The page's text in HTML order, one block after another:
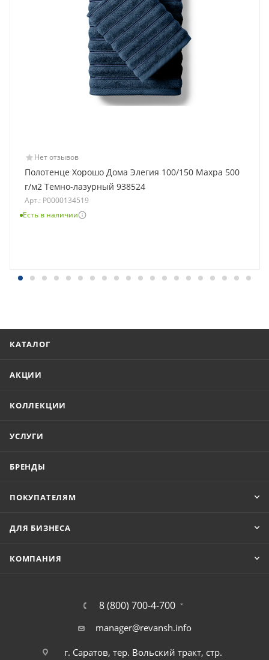
Нет отзывов
Полотенце Хорошо Дома Элегия 100/150 Махра 500
г/м2 Темно-лазурный 938524
Арт.: Р0000134519
Есть в наличии
КАТАЛОГ
АКЦИИ
КОЛЛЕКЦИИ
УСЛУГИ
БРЕНДЫ
ПОКУПАТЕЛЯМ
ДЛЯ БИЗНЕСА
КОМПАНИЯ
8 (800) 700-4-700
manager@revansh.info
г. Саратов, тер. Вольский тракт, стр.